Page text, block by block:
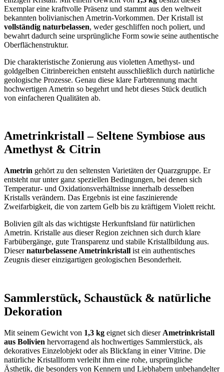
Exemplar eine kraftvolle Präsenz und stammt aus den weltweit
bekannten bolivianischen Ametrin-Vorkommen. Der Kristall ist
vollständig naturbelassen, weder geschliffen noch poliert, und
bewahrt dadurch seine ursprüngliche Form sowie seine authentische
Oberflächenstruktur.
Die charakteristische Zonierung aus violetten Amethyst- und
goldgelben Citrinbereichen entsteht ausschließlich durch natürliche
geologische Prozesse. Genau diese klare Farbtrennung macht
hochwertigen Ametrin so begehrt und hebt dieses Stück deutlich
von einfacheren Qualitäten ab.
Ametrinkristall – Seltene Symbiose aus
Amethyst & Citrin
Ametrin gehört zu den seltensten Varietäten der Quarzgruppe. Er
entsteht nur unter ganz speziellen Bedingungen, bei denen sich
Temperatur- und Oxidationsverhältnisse innerhalb desselben
Kristalls verändern. Das Ergebnis ist eine faszinierende
Zweifarbigkeit, die von zartem Gelb bis zu kräftigem Violett reicht.
Bolivien gilt als das wichtigste Herkunftsland für natürlichen
Ametrin. Kristalle aus dieser Region zeichnen sich durch klare
Farbübergänge, gute Transparenz und stabile Kristallbildung aus.
Diesernaturbelassene Ametrinkristall ist ein authentisches
Zeugnis dieser einzigartigen geologischen Besonderheit.
Sammlerstück, Schaustück & natürliche
Dekoration
Mit seinem Gewicht von 1,3 kg eignet sich dieser Ametrinkristall
aus Bolivien hervorragend als hochwertiges Sammlerstück, als
dekoratives Einzelobjekt oder als Blickfang in einer Vitrine. Die
natürliche Kristallform verleiht ihm eine rohe, ursprüngliche
Ästhetik, die besonders von Kennern und Liebhabern unbehandelter